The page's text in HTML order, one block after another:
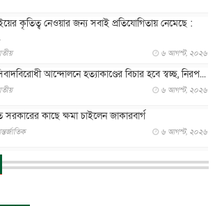
কৃতিত্ব নেওয়ার জন্য সবাই প্রতিযোগিতায় নেমেছে :
৬ আগস্ট, ২০২৬
আন্দোলনে হত্যাকাণ্ডের বিচার হবে স্বচ্ছ, নিরপ...
৬ আগস্ট, ২০২৬
সরকারের কাছে ক্ষমা চাইলেন জাকারবার্গ
৬ আগস্ট, ২০২৬
ট্রাম্পের হেলিকপ্টার ও যাত্রীবাহী বিমান মুখোমুখি, তদন্...